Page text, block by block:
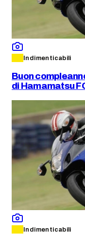
Indimenticabili
Buon
di Hamamatsu
Indimenticabili